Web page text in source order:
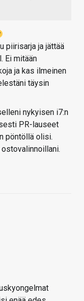
piirisarja ja jättää
Ei mitään
ja kas ilmeinen
täysin
nykyisen i7:n
PR-lauseet
pöntöllä olisi.